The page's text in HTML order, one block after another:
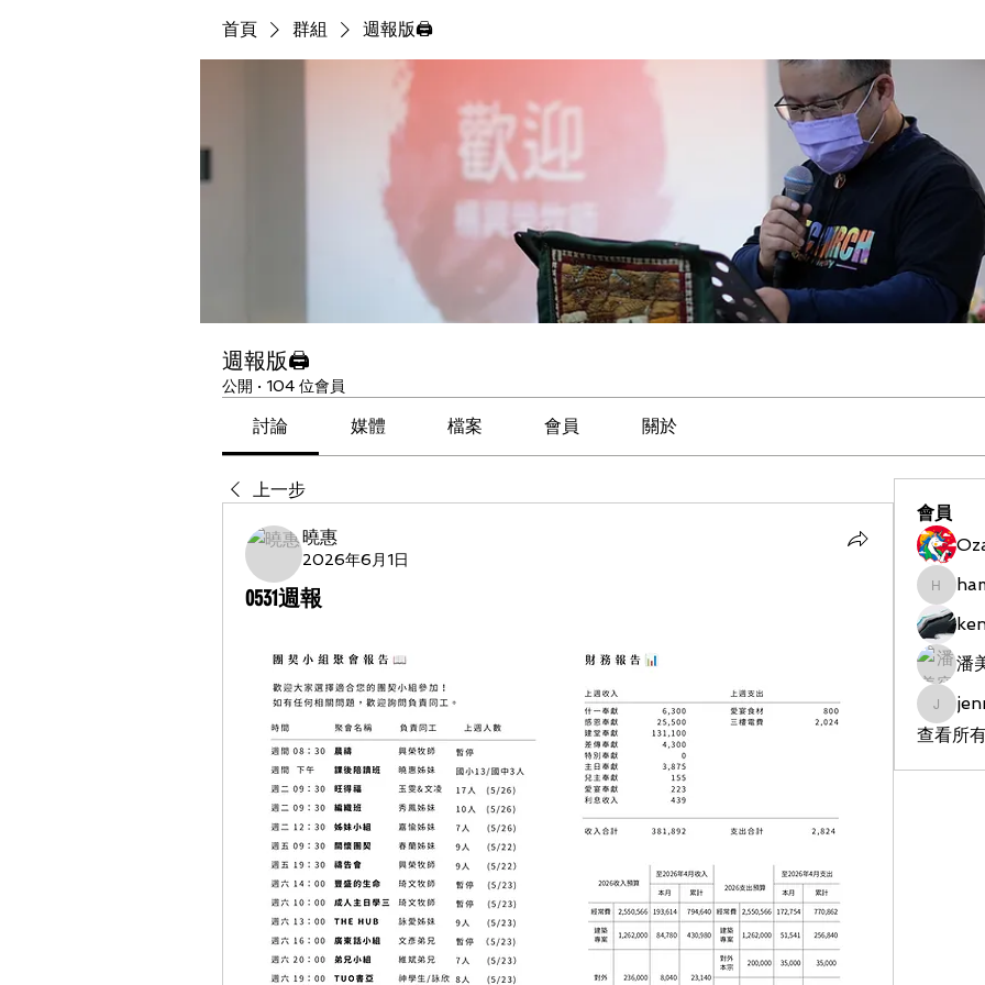
首頁 群組 週報版🖨
週報版🖨
公開 · 104 位會員
討論 媒體 檔案 會員 關於
上一步
曉惠
2026年6月1日
0531週報
會員
潘
查看所